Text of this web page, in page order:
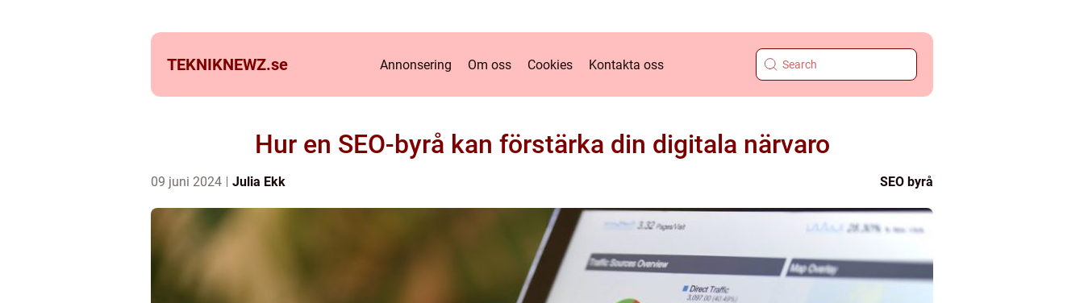
TEKNIKNEWZ.se Annonsering Om oss Cookies Kontakta oss
Hur en SEO-byrå kan förstärka din digitala närvaro
09 juni 2024 Julia Ekk SEO byrå